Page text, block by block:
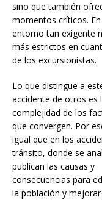
sino que también
momentos críticos.
entorno tan exigente
más estrictos en
de los excursionistas.
Lo que distingue a
accidente de otros es
complejidad de los
que convergen. Por
igual que en los
tránsito, donde se
publican las causas y
consecuencias para
la población y mejorar